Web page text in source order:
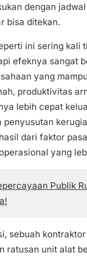
dengan
bisa ditekan.
ini sering kali
efeknya sangat
yang
produktivitas
lebih cepat
penyusutan
dari faktor
yang
Publik
sebuah
ratusan unit alat